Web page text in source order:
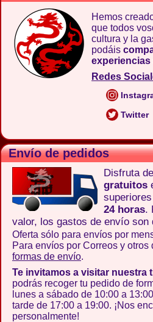
Hemos
que todos
cultura y la
podáis
experiencias
Redes
Twitter
Envío de pedidos
Disfruta de
gratuitos
24 horas.
valor, los gastos de envío son
Oferta sólo para envíos por
Para envíos por Correos y
formas de envío.
Te invitamos a visitar nuestra
podrás recoger tu pedido de
lunes a sábado de 10:00 a
tarde de 17:00 a 19:00. ¡Nos
personalmente!